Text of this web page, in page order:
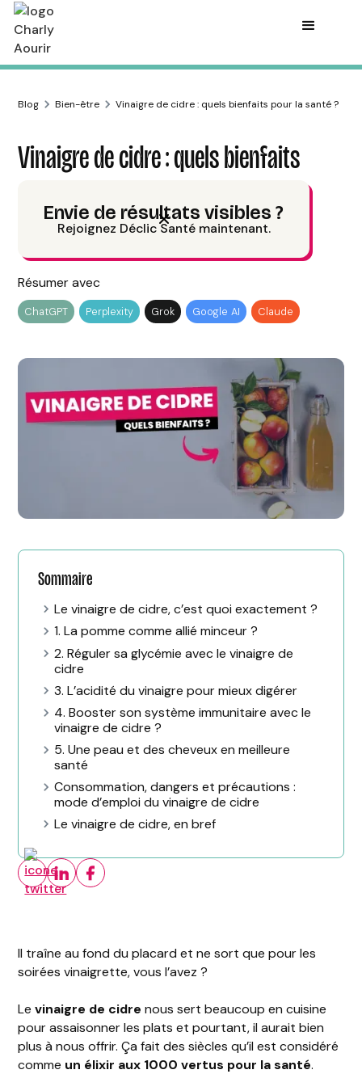
Sommaire
Le vinaigre de cidre, c’est quoi exactement ?
1. La pomme comme allié minceur ?
2. Réguler sa glycémie avec le vinaigre de
cidre
3. L’acidité du vinaigre pour mieux digérer
4. Booster son système immunitaire avec le
vinaigre de cidre ?
5. Une peau et des cheveux en meilleure
santé
Consommation, dangers et précautions :
mode d’emploi du vinaigre de cidre
Le vinaigre de cidre, en bref
Blog Bien-être Vinaigre de cidre : quels bienfaits pour la santé ?
Vinaigre de cidre : quels bienfaits
pour la santé ?
Charly Aourir Publié le18/10/24 9min de lecture
Résumer avec
ChatGPT Perplexity Grok Google AI Claude
Envie de résultats visibles ?
Rejoignez Déclic Santé maintenant.
Il traîne au fond du placard et ne sort que pour les
soirées vinaigrette, vous l’avez ?
Levinaigre de cidre nous sert beaucoup en cuisine
pour assaisonner les plats et pourtant, il aurait bien
plus à nous offrir. Ça fait des siècles qu’il est considéré
comme un élixir aux 1000 vertus pour la santé.